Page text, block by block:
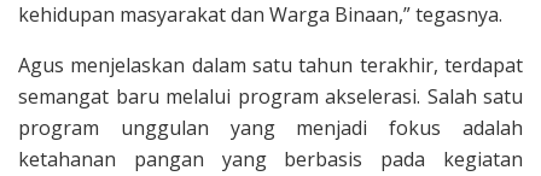
kehidupan masyarakat dan Warga Binaan,” tegasnya.
Agus menjelaskan dalam satu tahun terakhir, terdapat
semangat baru melalui program akselerasi. Salah satu
program unggulan yang menjadi fokus adalah
ketahanan pangan yang berbasis pada kegiatan